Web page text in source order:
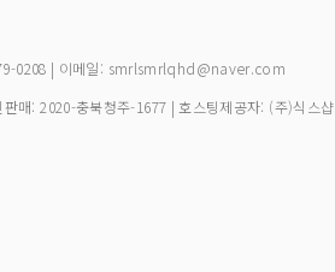
0208 | 이메일: smrlsmrlqhd@naver.com
판매:2020-충북청주-1677 | 호스팅제공자: (주)식스샵